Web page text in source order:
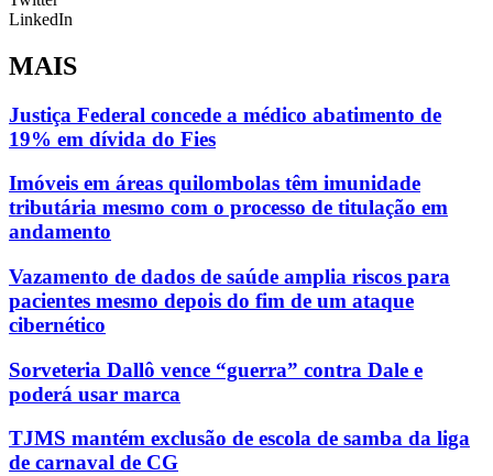
LinkedIn
MAIS
Justiça Federal concede a médico abatimento de
19% em dívida do Fies
Imóveis em áreas quilombolas têm imunidade
tributária mesmo com o processo de titulação em
andamento
Vazamento de dados de saúde amplia riscos para
pacientes mesmo depois do fim de um ataque
cibernético
Sorveteria Dallô vence “guerra” contra Dale e
poderá usar marca
TJMS mantém exclusão de escola de samba da liga
de carnaval de CG